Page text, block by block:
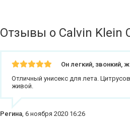
Отзывы о Calvin Klein
Он легкий, звонкий,
Отличный унисекс для лета.
живой.
Регина,6 ноября 2020 16:26